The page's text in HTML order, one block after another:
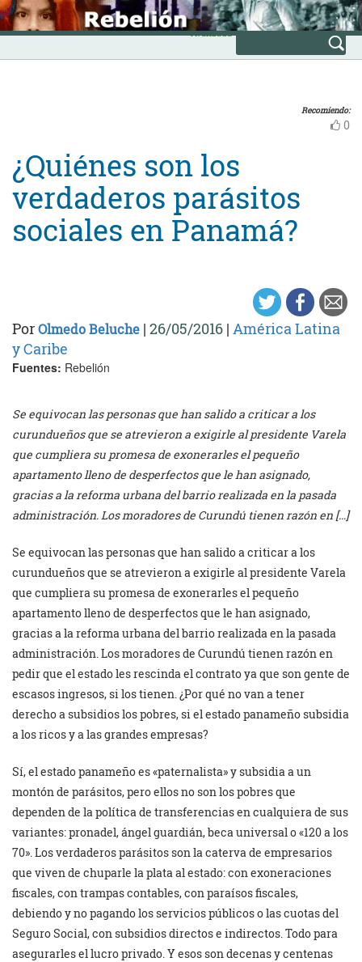
Skip
to
content
INICIO
Avanzada
Recomiendo:
0
¿Quiénes son los
verdaderos parásitos
sociales en Panamá?
PorOlmedo Beluche | 26/05/2016 | América Latina
y Caribe
Fuentes: Rebelión
Se equivocan las personas que han salido a criticar a los
curundueños que se atrevieron a exigirle al presidente Varela
que cumpliera su promesa de exonerarles el pequeño
apartamento lleno de desperfectos que le han asignado,
gracias a la reforma urbana del barrio realizada en la pasada
administración. Los moradores de Curundú tienen razón en […]
Se equivocan las personas que han salido a criticar a los
curundueños que se atrevieron a exigirle al presidente Varela
que cumpliera su promesa de exonerarles el pequeño
apartamento lleno de desperfectos que le han asignado,
gracias a la reforma urbana del barrio realizada en la pasada
administración. Los moradores de Curundú tienen razón en
pedir que el estado les rescinda el contrato ya que son gente de
escasos ingresos, si los tienen. ¿Por qué no van a tener
derecho a subsidios los pobres, si el estado panameño subsidia
a los ricos y a las grandes empresas?
Sí, el estado panameño es «paternalista» y subsidia a un
montón de parásitos, pero ellos no son los pobres que
dependen de la política de transferencias en cualquiera de sus
variantes: pronadel, ángel guardián, beca universal o «120 a los
70». Los verdaderos parásitos son la caterva de empresarios
que viven de chuparle la plata al estado: con exoneraciones
fiscales, con trampas contables, con paraísos fiscales,
debiendo y no pagando los servicios públicos o las cuotas del
Seguro Social, con subsidios directos e indirectos. Todo para
asegurarles el lucro privado. Y esos son decenas y centenas